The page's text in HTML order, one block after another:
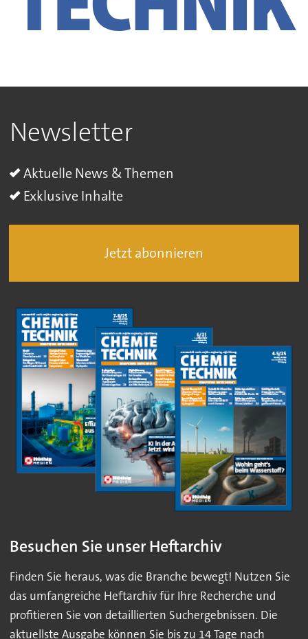
Newsletter
Aktuelle News & Themen
Exklusive Inhalte
Jetzt abonnieren
Besuchen Sie unser Heftarchiv
Finden Sie heraus, was die Branche bewegt! Nutzen Sie
das umfangreiche Heftarchiv für Ihre Recherche und
profitieren Sie von detaillierten Suchergebnissen. Die
aktuellste Ausgabe können Sie bis zu 14 Tage nach